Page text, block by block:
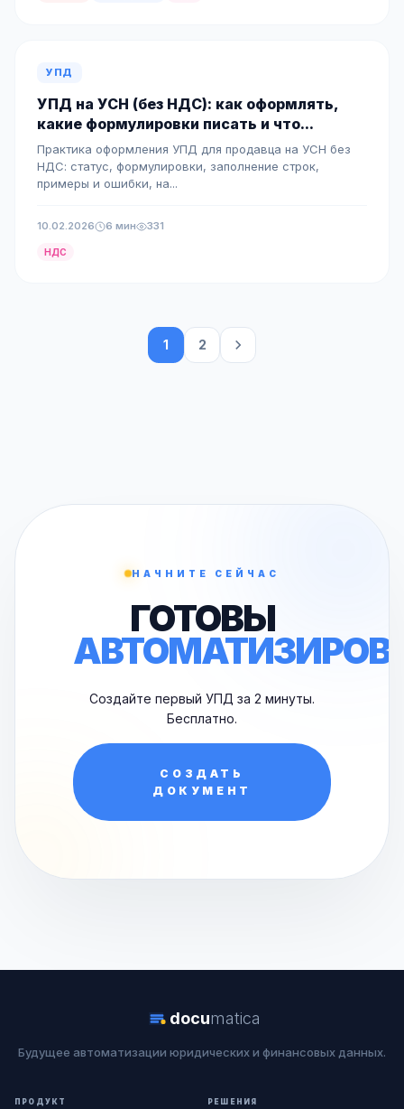
УПД
УПД на УСН (без НДС): как оформлять,
какие формулировки писать и что...
Практика оформления УПД для продавца на УСН без
НДС: статус, формулировки, заполнение строк,
примеры и ошибки, на...
10.02.2026 6 мин 331
НДС
1 2
НАЧНИТЕ СЕЙЧАС
ГОТОВЫ
Создайте первый УПД за 2 минуты.
Бесплатно.
СОЗДАТЬ
ДОКУМЕНТ
documatica
Будущее автоматизации юридических и финансовых данных.
ПРОДУКТ РЕШЕНИЯ